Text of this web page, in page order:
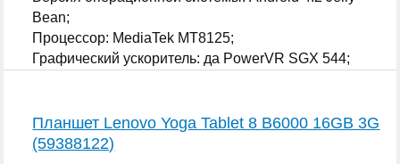
Bean;
Процессор: MediaTek MT8125;
Графический ускоритель: да PowerVR SGX 544;
Планшет Lenovo Yoga Tablet 8 B6000 16GB 3G
(59388122)